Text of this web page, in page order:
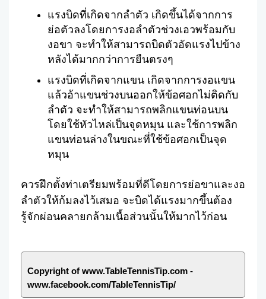
แรงบิดที่เกิดจากลำตัว เกิดขึ้นได้จากการ
ย่อตัวลงโดยการงอลำตัวช่วงเอวพร้อมกับ
งอขา จะทำให้สามารถบิดตัวอัดแรงไปข้าง
หลังได้มากกว่าการยืนตรงๆ
แรงบิดที่เกิดจากแขน เกิดจากการงอแขน
แล้วอ้าแขนช่วงบนออกให้ข้อศอกไม่ติดกับ
ลำตัว จะทำให้สามารถพลิกแขนท่อนบน
โดยใช้หัวไหล่เป็นจุดหมุน และใช้การพลิก
แขนท่อนล่างในขณะที่ใช้ข้อศอกเป็นจุด
หมุน
ควรฝึกตั้งท่าเตรียมพร้อมที่ดีโดยการย่อขาและงอ
ลำตัวให้ก้มลงไว้เสมอ จะบิดได้แรงมากขึ้นต้อง
รู้จักผ่อนคลายกล้ามเนื้อส่วนนั้นให้มากไว้ก่อน
Copyright of www.TableTennisTip.com -
www.facebook.com/TableTennisTip/